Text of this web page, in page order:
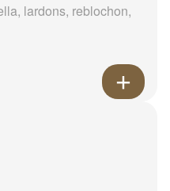
lardons, reblochon,